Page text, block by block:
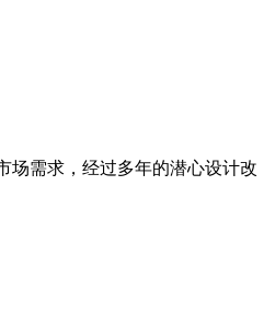
场需求，经过多年的潜心设计改